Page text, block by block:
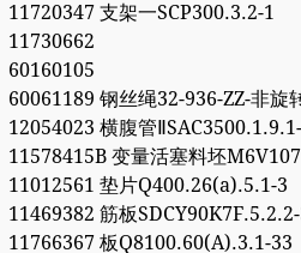
11720347 支架一SCP300.3.2-1
11730662
60160105
60061189 钢丝绳32-936-ZZ-非旋
12054023 横腹管
11578415B 变量活塞料坯
11012561 垫片Q400.26(a).5.1-3
11469382 筋板
11766367 板Q8100.60(A).3.1-33